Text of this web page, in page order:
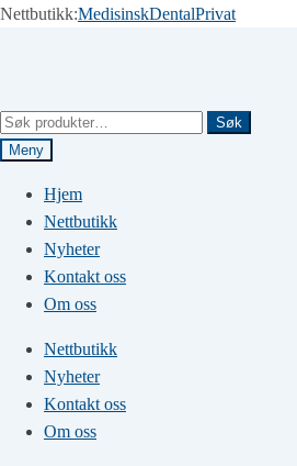
Nettbutikk:MedisinskDentalPrivat
Søk
etter:
Søk
Meny
Hjem
Nettbutikk
Nyheter
Kontakt oss
Om oss
Nettbutikk
Nyheter
Kontakt oss
Om oss